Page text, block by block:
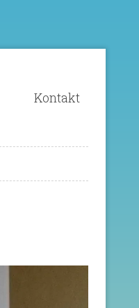
Kontakt